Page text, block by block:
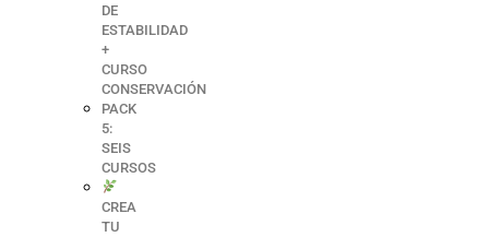
DE
ESTABILIDAD
+
CURSO
CONSERVACIÓN
PACK
5:
SEIS
CURSOS
CREA
TU